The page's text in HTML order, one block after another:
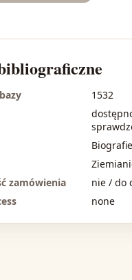
1532
Biografie
zamówienia
nie / do
none